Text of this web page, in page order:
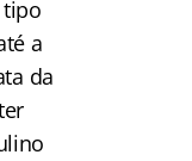
a
da